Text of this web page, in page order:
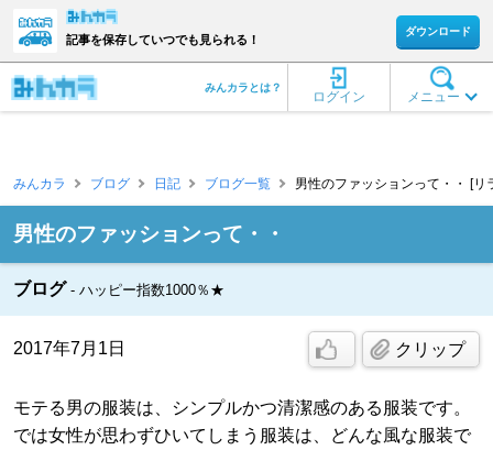
記事を保存していつでも見られる！
ダウンロード
メニュー
ログイン
みんカラとは？
みんカラ ブログ 日記 ブログ一覧 男性のファッションって・・ [リ
男性のファッションって・・
ブログ ハッピー指数1000％★
2017年7月1日 クリップ
モテる男の服装は、シンプルかつ清潔感のある服装です。
では女性が思わずひいてしまう服装は、どんな風な服装で